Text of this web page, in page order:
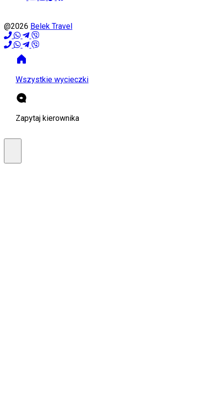
@2026 Belek Travel
Wszystkie wycieczki
Zapytaj kierownika